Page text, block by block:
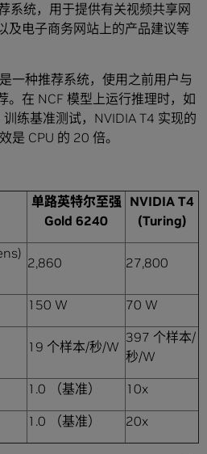
系统，用于提供有关视频共享网
及电子商务网站上的产品建议等
一种推荐系统，使用之前用户与
。在 NCF 模型上运行推理时，如
训练基准测试，NVIDIA T4 实现的
是 CPU 的 20 倍。
单路英特尔至强
Gold 6240
NVIDIA T4
(Turing)
2,860 27,800
150 W 70 W
19 个样本/秒/W
397 个样本/
秒/W
1.0 （基准）
10x
1.0 （基准） 20x